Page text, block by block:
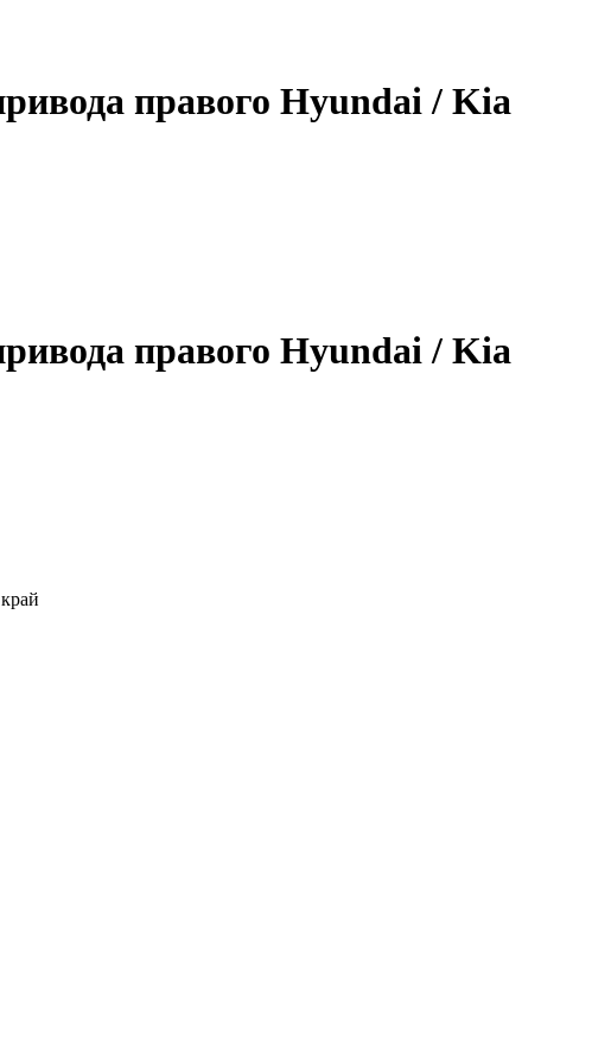
правого Hyundai / Kia
правого Hyundai / Kia